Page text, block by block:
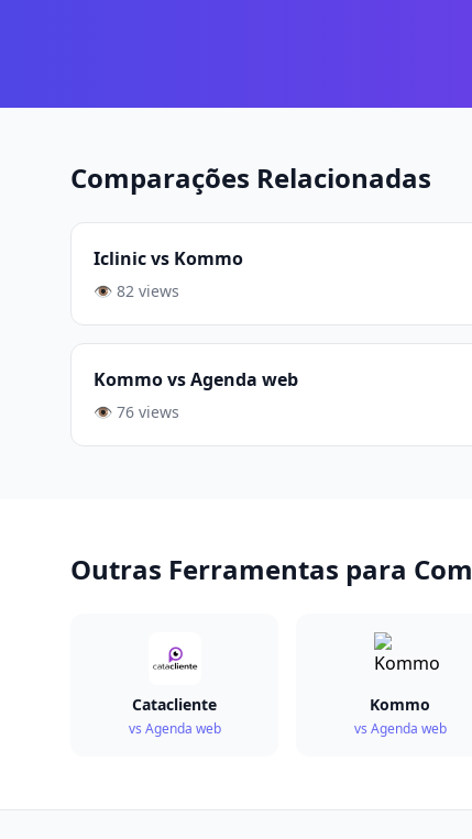
Comparações Relacionadas
Iclinic vs Kommo
👁️ 82 views
Kommo vs Agenda web
👁️ 76 views
Outras Ferramentas para
Catacliente
vs Agenda web
Kommo
vs Agenda web